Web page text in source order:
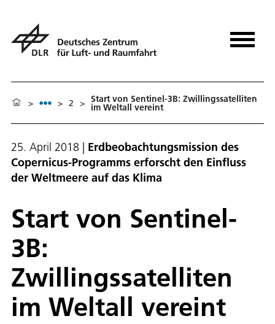
> > 2 > Start von Sentinel-3B: Zwillingssatelliten
im Weltall vereint
25. April 2018 | Erdbeobachtungsmission des
Copernicus-Programms erforscht den Einfluss
der Weltmeere auf das Klima
Start von Sentinel-
3B:
Zwillingssatelliten
im Weltall vereint